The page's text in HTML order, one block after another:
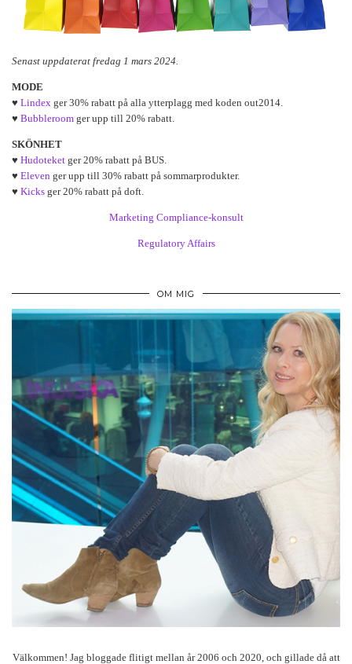
Senast uppdaterat fredag 1 mars 2024.
MODE
♥ Lindex ger 30% rabatt på alla ytterplagg med koden out2014.
♥ Bubbleroom ger upp till 20% rabatt.
SKÖNHET
♥ Hudoteket ger 20% rabatt på BUS.
♥ Eleven ger upp till 30% rabatt på sommarprodukter.
♥ Kicks ger 20% rabatt på doft.
Marketing Compliance-konsult
Regulatory Affairs
OM MIG
Välkommen! Jag bloggade flitigt mellan år 2006 och 2020, och gillade då att